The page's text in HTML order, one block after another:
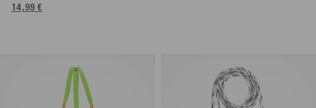
14,99 €